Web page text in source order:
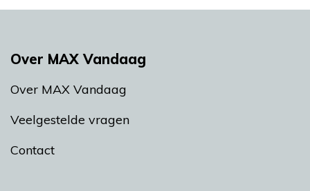
Over MAX Vandaag
Over MAX Vandaag
Veelgestelde vragen
Contact